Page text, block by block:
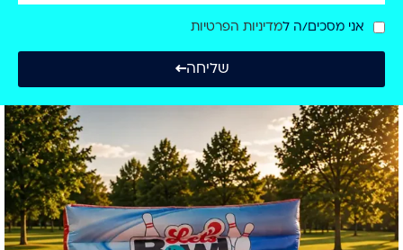
אני מסכים/ה למדיניות הפרטיות
שליחה